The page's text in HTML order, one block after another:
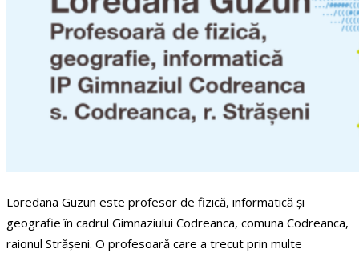
Loredana Guzun este profesor de fizică, informatică și
geografie în cadrul Gimnaziului Codreanca, comuna Codreanca,
raionul Strășeni. O profesoară care a trecut prin multe